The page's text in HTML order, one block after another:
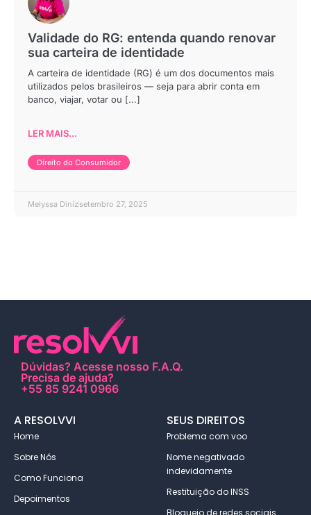
Validade do RG: entenda quando renovar
sua carteira de identidade
A carteira de identidade (RG) é um dos documentos mais
utilizados pelos brasileiros — seja para abrir conta em
banco, viajar, votar ou [...]
LER MAIS...
Direito do Consumidor
Melyssa Dinizsetembro 27, 2025
Dúvidas? Acesse nosso F.A.Q.
Precisa de ajuda?
+55 85 9241 0966
A RESOLVVI
Home
Sobre Nós
Como Funciona
Depoimentos
SEUS DIREITOS
Problema com voo
Nome negativado
indevidamente
Restituição do INSS
Bloqueio de redes sociais